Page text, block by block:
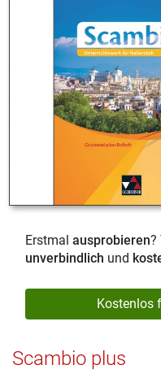
Erstmal ausprobieren?
unverbindlich und
Kostenlos
Scambio plus